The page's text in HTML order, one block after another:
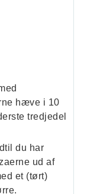
hæve i 10
tredjedel
du har
ud af
et (tørt)